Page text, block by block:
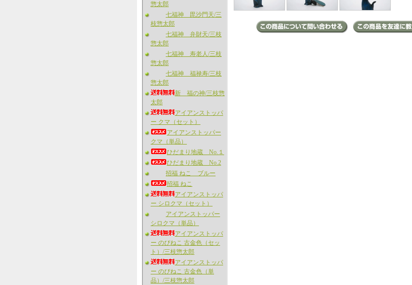
惣太郎
七福神 毘沙門天/三
枝惣太郎
七福神 弁財天/三枝
惣太郎
七福神 寿老人/三枝
惣太郎
七福神 福禄寿/三枝
惣太郎
新 福の神/三枝惣
太郎
アイアンストッパ
ー クマ（セット）
アイアンストッパー
クマ（単品）
ひだまり地蔵 No.１
ひだまり地蔵 No.2
招福 ねこ ブルー
招福 ねこ
アイアンストッパ
ー シロクマ（セット）
アイアンストッパー
シロクマ（単品）
アイアンストッパ
ー のびねこ 古金色（セッ
ト）/三枝惣太郎
アイアンストッパ
ー のびねこ 古金色（単
品）/三枝惣太郎